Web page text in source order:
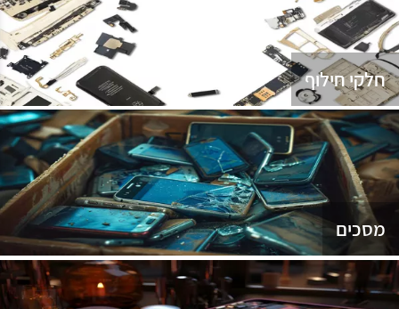
חלקי חילוף
מסכים